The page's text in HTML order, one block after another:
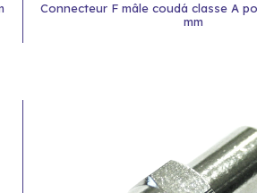
Connecteur F mâle coudá classe A
mm